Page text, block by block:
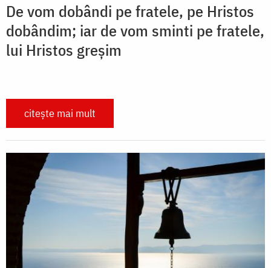
De vom dobândi pe fratele, pe Hristos
dobândim; iar de vom sminti pe fratele,
lui Hristos greșim
citește mai mult